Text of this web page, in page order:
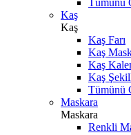
Tümünü
Kaş
Kaş
Kaş Farı
Kaş
Kaş
Kaş
Tümünü
Maskara
Maskara
Renkli